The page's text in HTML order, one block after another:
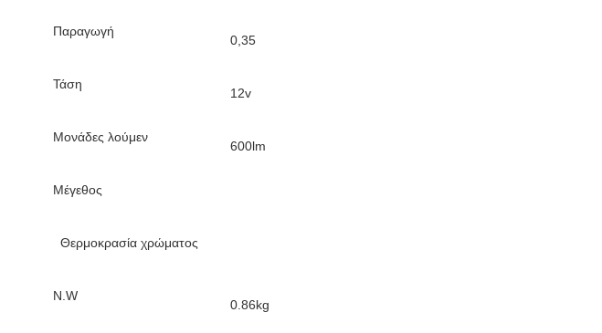
Παραγωγή
0,35
Τάση
12v
Μονάδες λούμεν
600lm
Μέγεθος
Θερμοκρασία χρώματος
N.W
0.86kg